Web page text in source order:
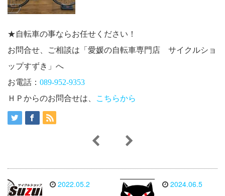
★自転車の事ならお任せください！
お問合せ、ご相談は「愛媛の自転車専門店 サイクルショ
ップすずき」へ
お電話： 089-952-9353
ＨＰからのお問合せは、
こちらから
2022.05.2 2024.06.5